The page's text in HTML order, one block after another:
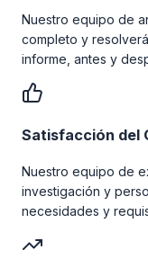
Nuestro equipo de
completo y
informe, antes y
Satisfacción del
Nuestro equipo de
investigación y
necesidades y